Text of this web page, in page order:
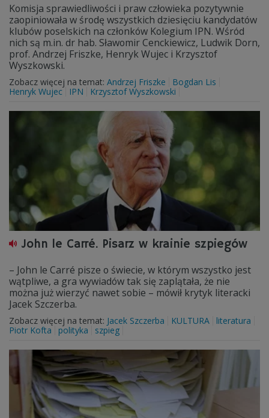
Komisja sprawiedliwości i praw człowieka pozytywnie
zaopiniowała w środę wszystkich dziesięciu kandydatów
klubów poselskich na członków Kolegium IPN. Wśród
nich są m.in. dr hab. Sławomir Cenckiewicz, Ludwik Dorn,
prof. Andrzej Friszke, Henryk Wujec i Krzysztof
Wyszkowski.
Zobacz więcej na temat: Andrzej Friszke
Bogdan Lis
Henryk Wujec
IPN Krzysztof Wyszkowski
John le Carré. Pisarz w krainie szpiegów
– John le Carré pisze o świecie, w którym wszystko jest
wątpliwe, a gra wywiadów tak się zaplątała, że nie
można już wierzyć nawet sobie – mówił krytyk literacki
Jacek Szczerba.
Zobacz więcej na temat: Jacek Szczerba KULTURA
literatura
Piotr Kofta
polityka szpieg